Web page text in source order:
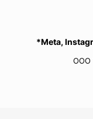
*Meta,
ООО